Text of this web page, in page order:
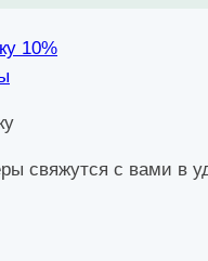
10%
свяжутся с вами в